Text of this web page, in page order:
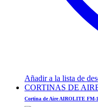
Añadir a la lista de
CORTINAS DE
Cortina de Aire AIROLITE FM-